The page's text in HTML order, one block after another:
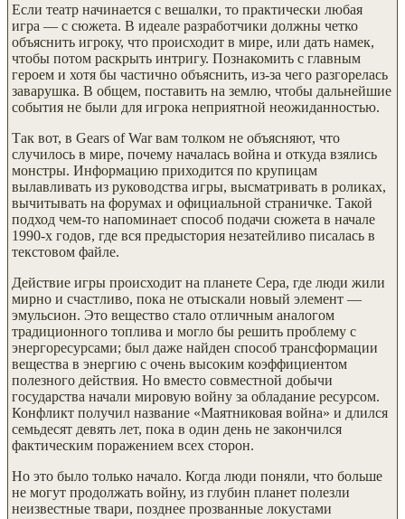
Если театр начинается с вешалки, то практически любая
игра — с сюжета. В идеале разработчики должны четко
объяснить игроку, что происходит в мире, или дать намек,
чтобы потом раскрыть интригу. Познакомить с главным
героем и хотя бы частично объяснить, из-за чего разгорелась
заварушка. В общем, поставить на землю, чтобы дальнейшие
события не были для игрока неприятной неожиданностью.
Так вот, в Gears of War вам толком не объясняют, что
случилось в мире, почему началась война и откуда взялись
монстры. Информацию приходится по крупицам
вылавливать из руководства игры, высматривать в роликах,
вычитывать на форумах и официальной страничке. Такой
подход чем-то напоминает способ подачи сюжета в начале
1990-х годов, где вся предыстория незатейливо писалась в
текстовом файле.
Действие игры происходит на планете Сера, где люди жили
мирно и счастливо, пока не отыскали новый элемент —
эмульсион. Это вещество стало отличным аналогом
традиционного топлива и могло бы решить проблему с
энергоресурсами; был даже найден способ трансформации
вещества в энергию с очень высоким коэффициентом
полезного действия. Но вместо совместной добычи
государства начали мировую войну за обладание ресурсом.
Конфликт получил название «Маятниковая война» и длился
семьдесят девять лет, пока в один день не закончился
фактическим поражением всех сторон.
Но это было только начало. Когда люди поняли, что больше
не могут продолжать войну, из глубин планет полезли
неизвестные твари, позднее прозванные локустами